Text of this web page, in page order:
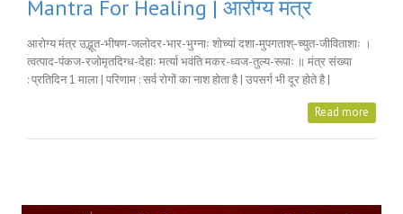
Mantra For Healing | आरोग्य मंत्र
आरोग्य मंत्र उद्भूत-भीषण-जलोदर-भार-भुग्नाः शोच्यां दशा-मुपगताश्-च्युत-जीविताशाः ।
त्वत्पाद-पंकज-रजोमृतदिग्ध-देहाः मर्त्या भवंति मकर-ध्वज-तुल्य-रूपाः ॥ मंत्र संख्या
: प्रतिदिन 1 माला | परिणाम : सर्व रोगों का नाश होता है | उपसर्ग भी दूर होते है |
Read more